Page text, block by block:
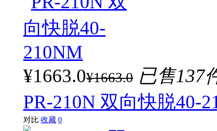
¥1663.0¥1663.0 已售137
PR-210N 双向快脱40-
对比 收藏 0